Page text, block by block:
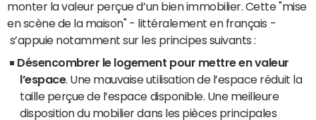
monter la valeur perçue d’un bien immobilier. Cette "mise
en scène de la maison" - littéralement en français -
s’appuie notamment sur les principes suivants :
Désencombrer le logement pour mettre en valeur
l’espace. Une mauvaise utilisation de l’espace réduit la
taille perçue de l’espace disponible. Une meilleure
disposition du mobilier dans les pièces principales